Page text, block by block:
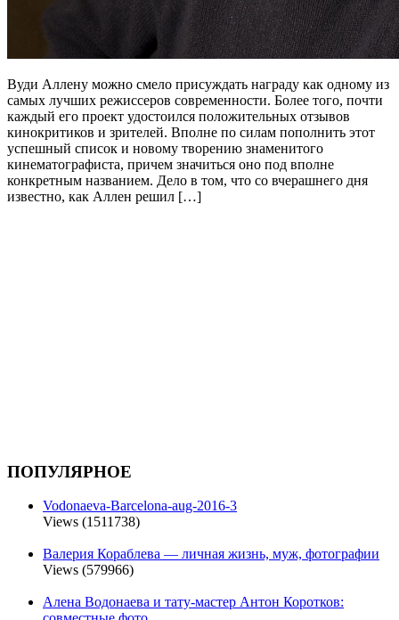
Вуди Аллену можно смело присуждать награду как одному из
самых лучших режиссеров современности. Более того, почти
каждый его проект удостоился положительных отзывов
кинокритиков и зрителей. Вполне по силам пополнить этот
успешный список и новому творению знаменитого
кинематографиста, причем значиться оно под вполне
конкретным названием. Дело в том, что со вчерашнего дня
известно, как Аллен решил […]
ПОПУЛЯРНОЕ
Vodonaeva-Barcelona-aug-2016-3
Views (1511738)
Валерия Кораблева — личная жизнь, муж, фотографии
Views (579966)
Алена Водонаева и тату-мастер Антон Коротков: